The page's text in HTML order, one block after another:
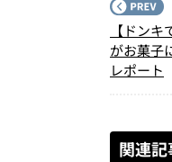
【ドン
がお菓子
レポート
関連記